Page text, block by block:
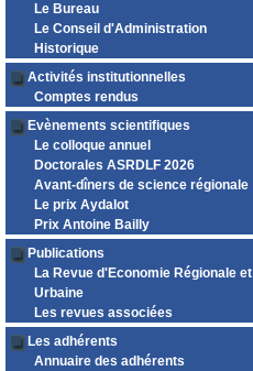
Le Bureau
Le Conseil d'Administration
Historique
Activités institutionnelles
Comptes rendus
Evènements scientifiques
Le colloque annuel
Doctorales ASRDLF 2026
Avant-dîners de science régionale
Le prix Aydalot
Prix Antoine Bailly
Publications
La Revue d'Economie Régionale et
Urbaine
Les revues associées
Les adhérents
Annuaire des adhérents